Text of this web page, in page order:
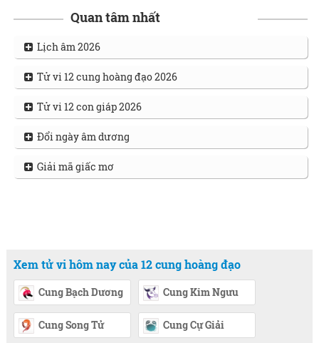
Quan tâm nhất
Lịch âm 2026
Tử vi 12 cung hoàng đạo 2026
Tử vi 12 con giáp 2026
Đổi ngày âm dương
Giải mã giấc mơ
Xem tử vi hôm nay của 12 cung hoàng đạo
Cung Bạch Dương Cung Kim Ngưu
Cung Song Tử Cung Cự Giải